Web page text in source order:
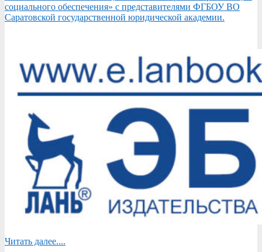
социального обеспечения» с представителями ФГБОУ ВО
Саратовской государственной юридической академии.
Читать далее....